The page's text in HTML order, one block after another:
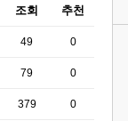
조회 추천
49 0
79 0
379 0